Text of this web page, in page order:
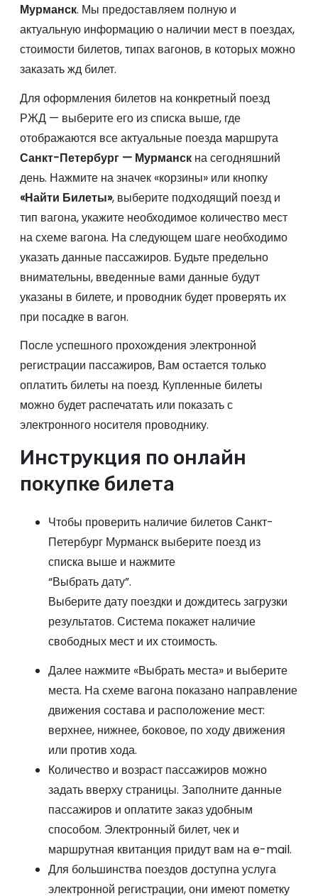
Мурманск. Мы предоставляем полную и
актуальную информацию о наличии мест в поездах,
стоимости билетов, типах вагонов, в которых можно
заказать жд билет.
Для оформления билетов на конкретный поезд
РЖД — выберите его из списка выше, где
отображаются все актуальные поезда маршрута
Санкт-Петербург — Мурманскна сегодняшний
день. Нажмите на значек «корзины» или кнопку
«Найти Билеты», выберите подходящий поезд и
тип вагона, укажите необходимое количество мест
на схеме вагона. На следующем шаге необходимо
указать данные пассажиров. Будьте предельно
внимательны, введенные вами данные будут
указаны в билете, и проводник будет проверять их
при посадке в вагон.
После успешного прохождения электронной
регистрации пассажиров, Вам остается только
оплатить билеты на поезд. Купленные билеты
можно будет распечатать или показать с
электронного носителя проводнику.
Инструкция по онлайн
покупке билета
Чтобы проверить наличие билетов Санкт-
Петербург Мурманск выберите поезд из
списка выше и нажмите
“Выбрать дату”.
Выберите дату поездки и дождитесь загрузки
результатов. Система покажет наличие
свободных мест и их стоимость.
Далее нажмите «Выбрать места» и выберите
места. На схеме вагона показано направление
движения состава и расположение мест:
верхнее, нижнее, боковое, по ходу движения
или против хода.
Количество и возраст пассажиров можно
задать вверху страницы. Заполните данные
пассажиров и оплатите заказ удобным
способом. Электронный билет, чек и
маршрутная квитанция придут вам на e-mail.
Для большинства поездов доступна услуга
электронной регистрации, они имеют пометку